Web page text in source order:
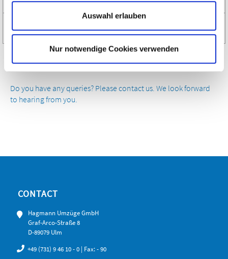
Auswahl erlauben
Nur notwendige Cookies verwenden
Removal management
Do you have any queries? Please contact us. We look forward
to hearing from you.
CONTACT
Hagmann Umzüge GmbH
Graf-Arco-Straße 8
D-89079 Ulm
+49 (731) 9 46 10 - 0 | Fax: - 90